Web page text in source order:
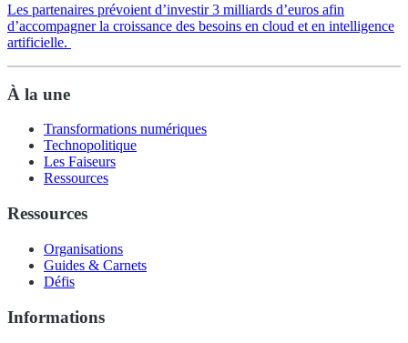
Les partenaires prévoient d’investir 3 milliards d’euros afin
d’accompagner la croissance des besoins en cloud et en intelligence
artificielle.
À la une
Transformations numériques
Technopolitique
Les Faiseurs
Ressources
Ressources
Organisations
Guides & Carnets
Défis
Informations